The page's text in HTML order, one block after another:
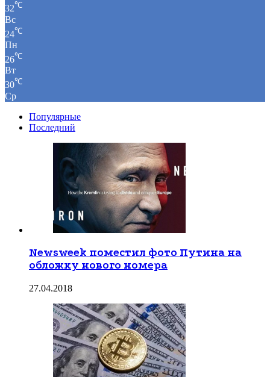
32℃
Вс
24℃
Пн
26℃
Вт
30℃
Ср
Популярные
Последний
Newsweek поместил фото Путина на
обложку нового номера
27.04.2018